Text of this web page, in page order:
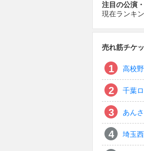
注目の公演
現在ランキ
売れ筋チケ
高校
千葉
あん
埼玉